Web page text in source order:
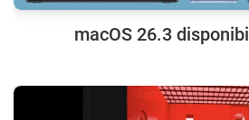
macOS 26.3